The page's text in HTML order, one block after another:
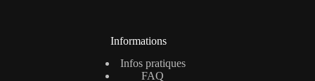
Informations
Infos pratiques
FAQ